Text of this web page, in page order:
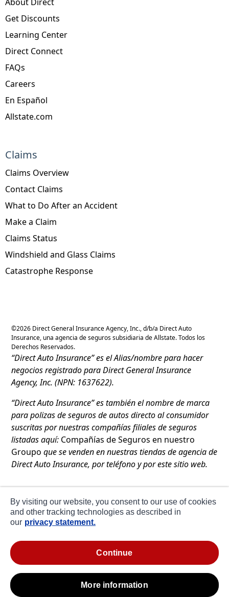
Get Discounts
Learning Center
Direct Connect
FAQs
Careers
En Español
Allstate.com
Claims
Claims Overview
Contact Claims
What to Do After an Accident
Make a Claim
Claims Status
Windshield and Glass Claims
Catastrophe Response
©2026 Direct General Insurance Agency, Inc., d/b/a Direct Auto
Insurance, una agencia de seguros subsidiaria de Allstate. Todos los
Derechos Reservados.
“Direct Auto Insurance” es el Alias/nombre para hacer
negocios registrado para Direct General Insurance
Agency, Inc. (NPN: 1637622).
“Direct Auto Insurance” es también el nombre de marca
para polizas de seguros de autos directo al consumidor
suscritas por nuestras compañías filiales de seguros
listadas aquí: Compañías de Seguros en nuestro
Groupo que se venden en nuestras tiendas de agencia de
Direct Auto Insurance, por teléfono y por este sitio web.
seguro de auto directo al consumidor producido por
Direct General Ins. Agency, Inc. y National General Ins.
Marketing, Inc. (NGIM) de parte de las filiales de National
General Group affiliates, Winston-Salem, NC.
Nuestra agencia y marca Direct Auto Insurance no se
asocian de ninguna forma con Direct Auto Insurance
By visiting our website, you consent to our use of cookies
and other tracking technologies as described in
our privacy statement.
continue
more information